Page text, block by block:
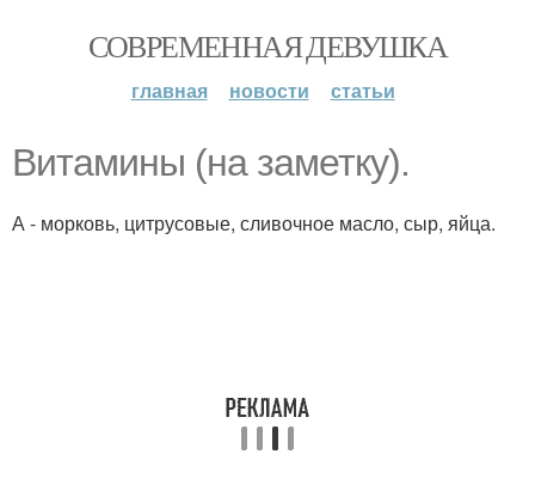
СОВРЕМЕННАЯ ДЕВУШКА
главная новости статьи
Витамины (на заметку).
А - морковь, цитрусовые, сливочное масло, сыр, яйца.